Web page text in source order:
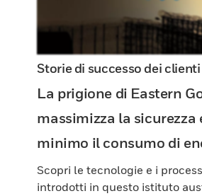
Storie di successo dei clienti
La prigione di Eastern
massimizza la sicurezza
minimo il consumo di
Scopri le tecnologie e i
introdotti in questo istituto